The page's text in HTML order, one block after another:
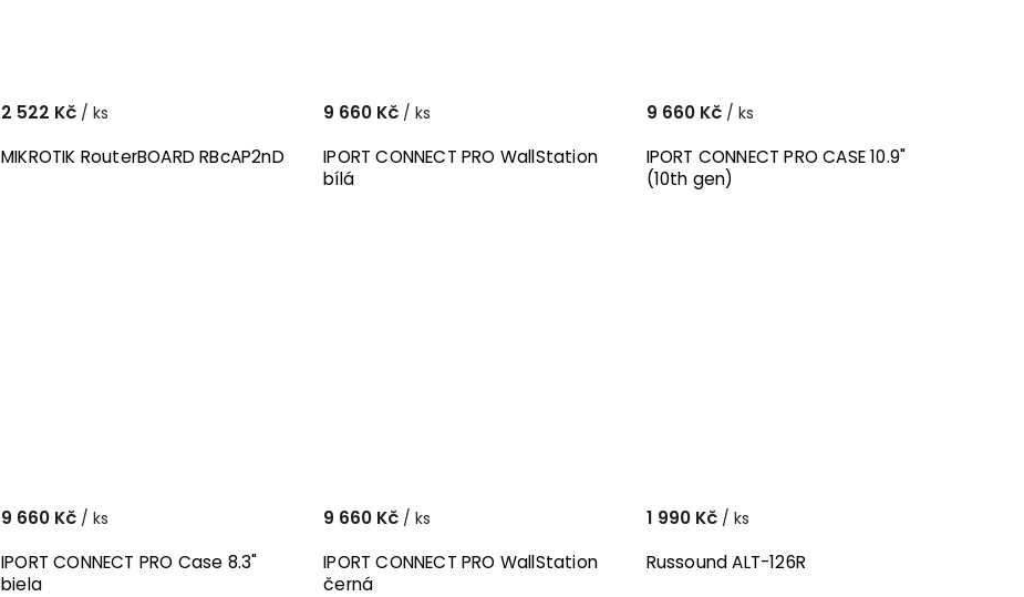
MIKROTIK RouterBOARD RBcAP2nD
2 522 Kč / ks
IPORT CONNECT PRO WallStation
bílá
9 660 Kč / ks
IPORT CONNECT PRO CASE 10.9"
(10th gen)
9 660 Kč / ks
IPORT CONNECT PRO Case 8.3"
biela
9 660 Kč / ks
IPORT CONNECT PRO WallStation
černá
9 660 Kč / ks
Russound ALT-126R
1 990 Kč / ks